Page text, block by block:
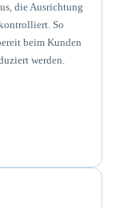
die Ausrichtung
So
beim Kunden
werden.